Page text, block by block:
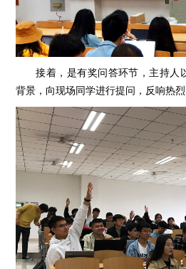
接着，是有奖问答环节，主持人
背景，向现场同学进行提问，反响热烈